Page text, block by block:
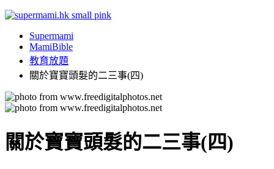
Supermami
MamiBible
教育放題
關於寶寶頭髮的二三事(四)
關於寶寶頭髮的二三事(四)